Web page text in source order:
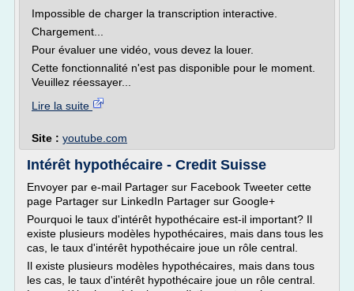
Impossible de charger la transcription interactive.
Chargement...
Pour évaluer une vidéo, vous devez la louer.
Cette fonctionnalité n'est pas disponible pour le moment.
Veuillez réessayer...
Lire la suite
Site : youtube.com
Intérêt hypothécaire - Credit Suisse
Envoyer par e-mail Partager sur Facebook Tweeter cette
page Partager sur LinkedIn Partager sur Google+
Pourquoi le taux d'intérêt hypothécaire est-il important? Il
existe plusieurs modèles hypothécaires, mais dans tous les
cas, le taux d'intérêt hypothécaire joue un rôle central.
Il existe plusieurs modèles hypothécaires, mais dans tous
les cas, le taux d'intérêt hypothécaire joue un rôle central.